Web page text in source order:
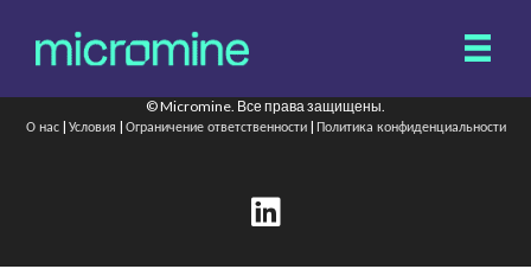
© Micromine. Все права защищены.
О нас| Условия | Ограничение ответственности| Политика конфиденциальности